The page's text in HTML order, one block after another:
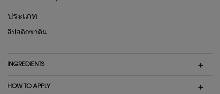
ประเภท
ลิปสติกซาติน
INGREDIENTS
HOW TO APPLY